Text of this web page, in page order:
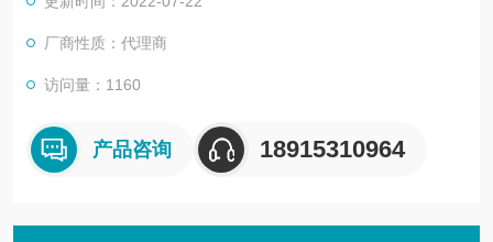
厂商性质：代理商
访问量：1160
产品咨询 18915310964